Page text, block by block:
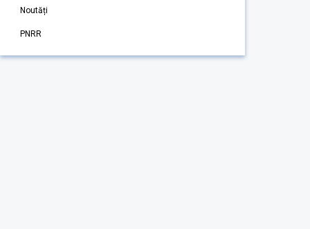
Noutăți
PNRR